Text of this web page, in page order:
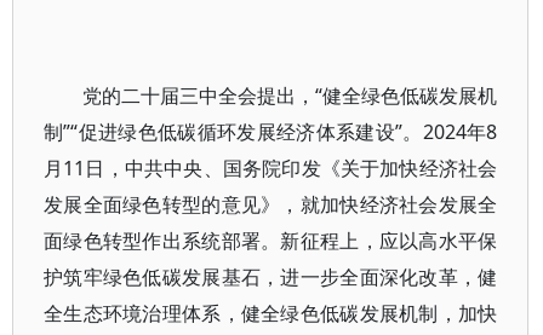
党的二十届三中全会提出，“健全绿色低碳发展机
制”“促进绿色低碳循环发展经济体系建设”。2024年8
月11日，中共中央、国务院印发《关于加快经济社会
发展全面绿色转型的意见》，就加快经济社会发展全
面绿色转型作出系统部署。新征程上，应以高水平保
护筑牢绿色低碳发展基石，进一步全面深化改革，健
全生态环境治理体系，健全绿色低碳发展机制，加快